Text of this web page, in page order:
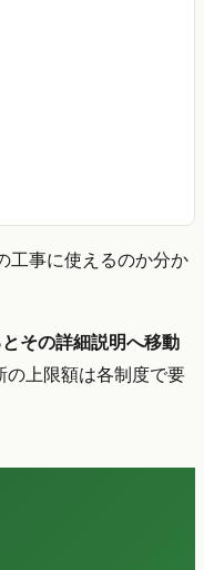
工事に使えるのか分か
その詳細説明へ移動
の上限額は各制度で要